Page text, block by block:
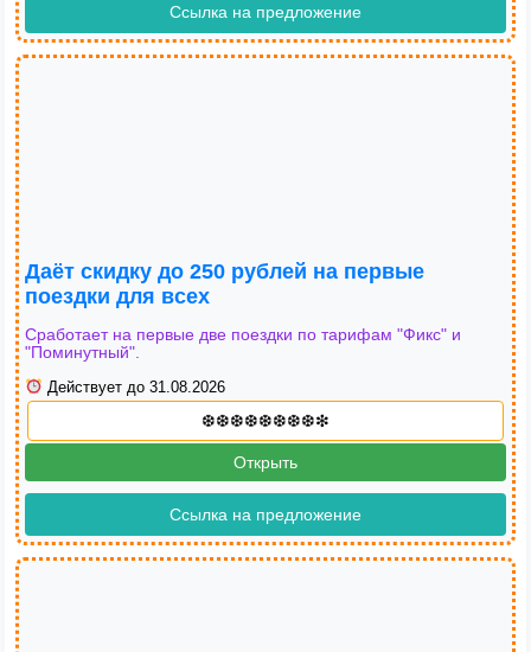
Ссылка на предложение
Даёт скидку до 250 рублей на первые
поездки для всех
Сработает на первые две поездки по тарифам "Фикс" и
"Поминутный".
Действует до 31.08.2026
Открыть
Ссылка на предложение